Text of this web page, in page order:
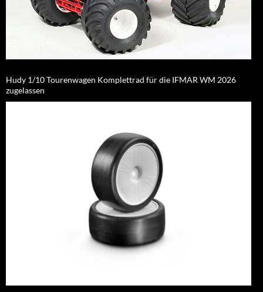
Hudy 1/10 Tourenwagen Komplettrad für die IFMAR WM 2026
zugelassen